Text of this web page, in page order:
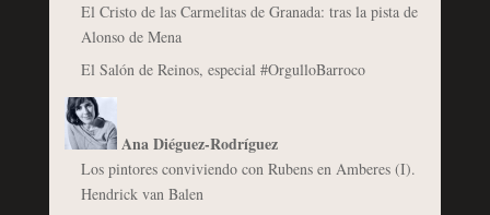
El Cristo de las Carmelitas de Granada: tras la pista de
Alonso de Mena
El Salón de Reinos, especial #OrgulloBarroco
Ana Diéguez-Rodríguez
Los pintores conviviendo con Rubens en Amberes (I).
Hendrick van Balen